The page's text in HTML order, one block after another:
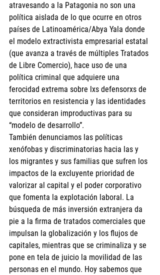
atravesando a la Patagonia no son una
política aislada de lo que ocurre en otros
países de Latinoamérica/Abya Yala donde
el modelo extractivista empresarial estatal
(que avanza a través de múltiples Tratados
de Libre Comercio), hace uso de una
política criminal que adquiere una
ferocidad extrema sobre lxs defensorxs de
territorios en resistencia y las identidades
que consideran improductivas para su
“modelo de desarrollo”.
También denunciamos las políticas
xenófobas y discriminatorias hacia las y
los migrantes y sus familias que sufren los
impactos de la excluyente prioridad de
valorizar al capital y el poder corporativo
que fomenta la explotación laboral. La
búsqueda de más inversión extranjera da
pie a la firma de tratados comerciales que
impulsan la globalización y los flujos de
capitales, mientras que se criminaliza y se
pone en tela de juicio la movilidad de las
personas en el mundo. Hoy sabemos que